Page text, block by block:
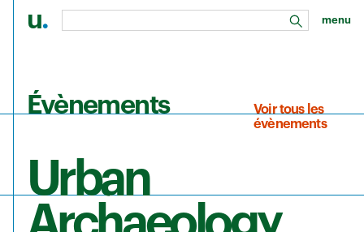
u. rechercher
menu
Évènements
Voir tous les
évènements
Urban